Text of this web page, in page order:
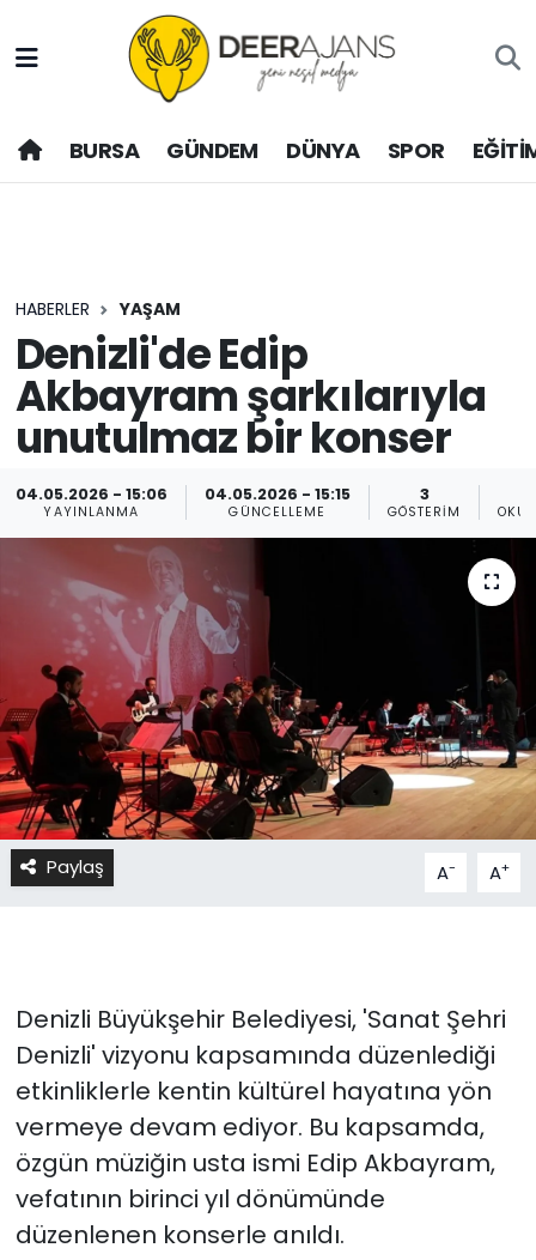
BURSA GÜNDEM DÜNYA SPOR
HABERLER YAŞAM
Denizli'de Edip
Akbayram şarkılarıyla
unutulmaz bir konser
04.05.2026 - 15:06
YAYINLANMA
04.05.2026 - 15:15
GÜNCELLEME
3
GÖSTERIM
Paylaş A- A+
Denizli Büyükşehir Belediyesi, 'Sanat Şehri
Denizli' vizyonu kapsamında düzenlediği
etkinliklerle kentin kültürel hayatına yön
vermeye devam ediyor. Bu kapsamda,
özgün müziğin usta ismi Edip Akbayram,
vefatının birinci yıl dönümünde
düzenlenen konserle anıldı.
Hava Durumu
Trafik Durumu
Son Dakika Haberleri
Haber Arşivi